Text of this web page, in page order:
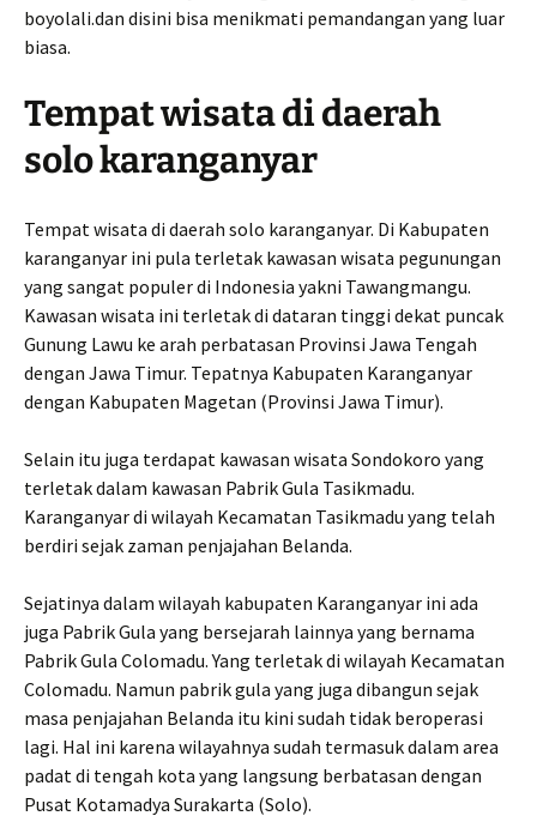
boyolali.dan disini bisa menikmati pemandangan yang luar
biasa.
Tempat wisata di daerah
solo karanganyar
Tempat wisata di daerah solo karanganyar. Di Kabupaten
karanganyar ini pula terletak kawasan wisata pegunungan
yang sangat populer di Indonesia yakni Tawangmangu.
Kawasan wisata ini terletak di dataran tinggi dekat puncak
Gunung Lawu ke arah perbatasan Provinsi Jawa Tengah
dengan Jawa Timur. Tepatnya Kabupaten Karanganyar
dengan Kabupaten Magetan (Provinsi Jawa Timur).
Selain itu juga terdapat kawasan wisata Sondokoro yang
terletak dalam kawasan Pabrik Gula Tasikmadu.
Karanganyar di wilayah Kecamatan Tasikmadu yang telah
berdiri sejak zaman penjajahan Belanda.
Sejatinya dalam wilayah kabupaten Karanganyar ini ada
juga Pabrik Gula yang bersejarah lainnya yang bernama
Pabrik Gula Colomadu. Yang terletak di wilayah Kecamatan
Colomadu. Namun pabrik gula yang juga dibangun sejak
masa penjajahan Belanda itu kini sudah tidak beroperasi
lagi. Hal ini karena wilayahnya sudah termasuk dalam area
padat di tengah kota yang langsung berbatasan dengan
Pusat Kotamadya Surakarta (Solo).